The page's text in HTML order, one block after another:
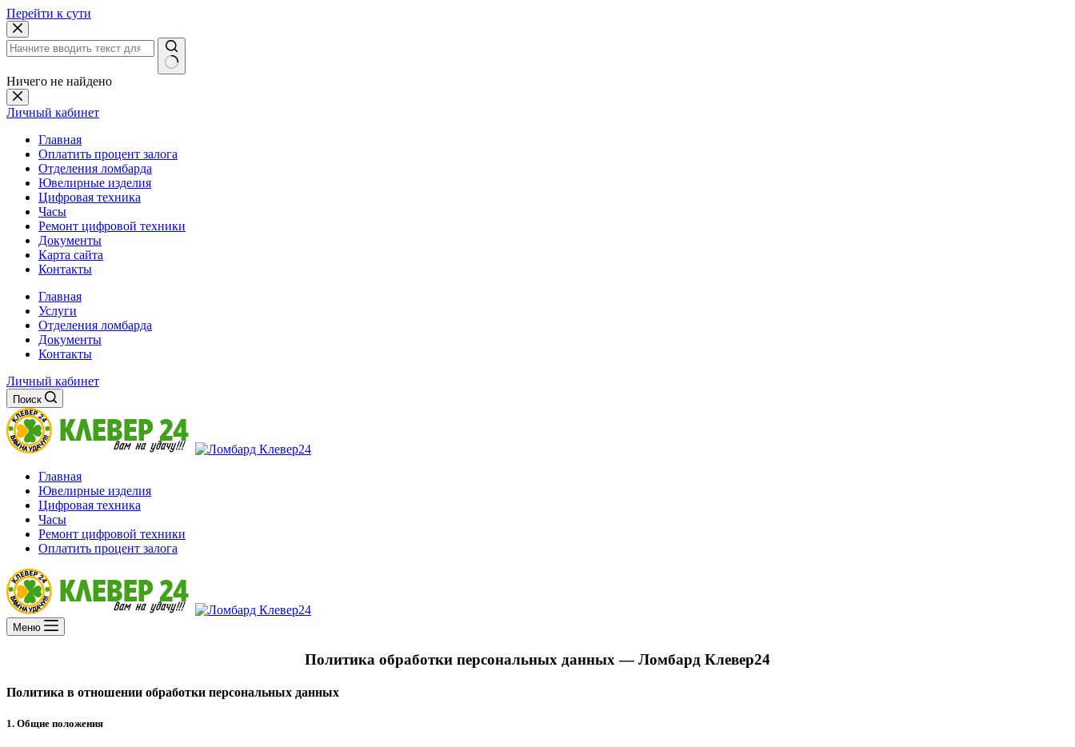
Перейти к сути
Ничего не найдено
Личный кабинет
Главная
Оплатить процент залога
Отделения ломбарда
Ювелирные изделия
Цифровая техника
Часы
Ремонт цифровой техники
Документы
Карта сайта
Контакты
Главная
Услуги
Отделения ломбарда
Документы
Контакты
Личный кабинет
Поиск
Главная
Ювелирные изделия
Цифровая техника
Часы
Ремонт цифровой техники
Оплатить процент залога
Меню
Политика обработки персональных данных — Ломбард Клевер24
Политика в отношении обработки персональных данных
1. Общие положения